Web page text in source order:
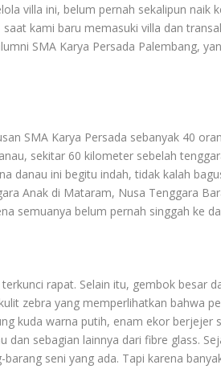
villa ini, belum pernah sekalipun naik
kami baru memasuki villa dan
SMA Karya Persada Palembang,
SMA Karya Persada sebanyak 40
sekitar 60 kilometer sebelah
danau ini begitu indah, tidak kalah
Anak di Mataram, Nusa Tenggara
semuanya belum pernah singgah ke
rapat. Selain itu, gembok besar
zebra yang memperlihatkan bahwa
kuda warna putih, enam ekor berjejer
sebagian lainnya dari fibre glass.
seni yang ada. Tapi karena